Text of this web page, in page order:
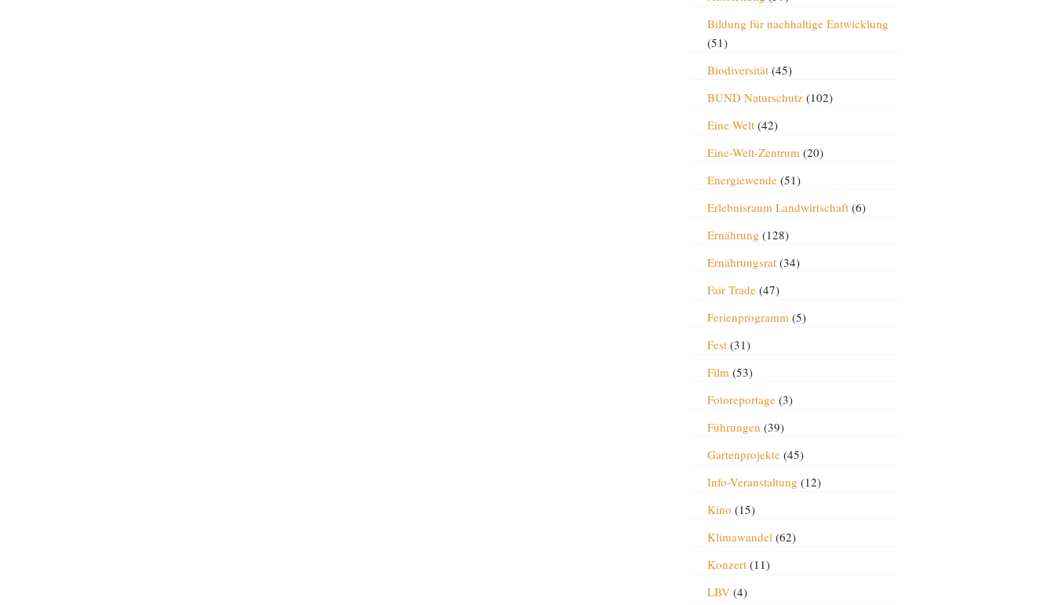
Bildung für nachhaltige Entwicklung
(51)
Biodiversität(45)
BUND Naturschutz(102)
Eine Welt(42)
Eine-Welt-Zentrum(20)
Energiewende(51)
Erlebnisraum Landwirtschaft(6)
Ernährung (128)
Ernährungsrat(34)
Fair Trade(47)
Ferienprogramm(5)
Fest(31)
Film(53)
Fotoreportage(3)
Führungen (39)
Gartenprojekte(45)
Info-Veranstaltung (12)
Kino (15)
Klimawandel(62)
Konzert(11)
LBV(4)